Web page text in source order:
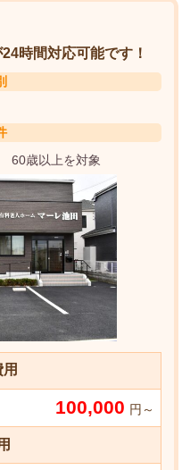
時間対応可能です！
60歳以上を対象
100,000 円～